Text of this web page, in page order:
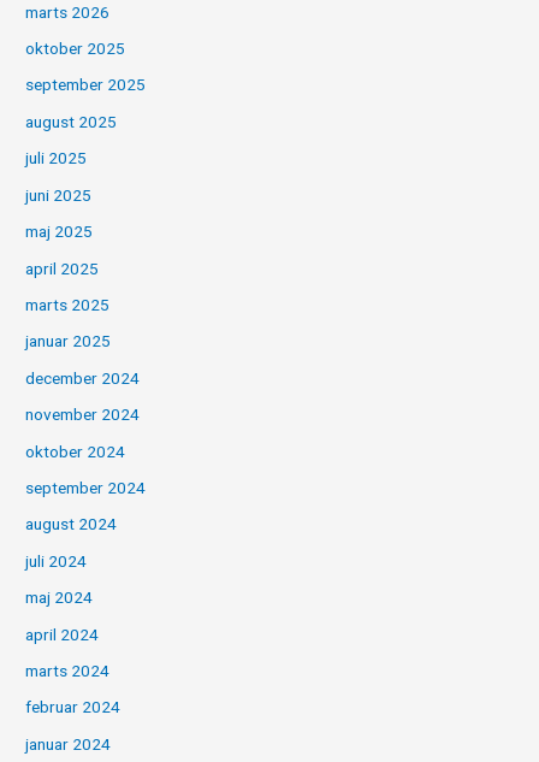
marts 2026
oktober 2025
september 2025
august 2025
juli 2025
juni 2025
maj 2025
april 2025
marts 2025
januar 2025
december 2024
november 2024
oktober 2024
september 2024
august 2024
juli 2024
maj 2024
april 2024
marts 2024
februar 2024
januar 2024